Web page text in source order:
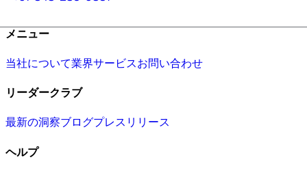
メニュー
当社について業界サービスお問い合わせ
リーダークラブ
最新の洞察ブログプレスリリース
ヘルプ